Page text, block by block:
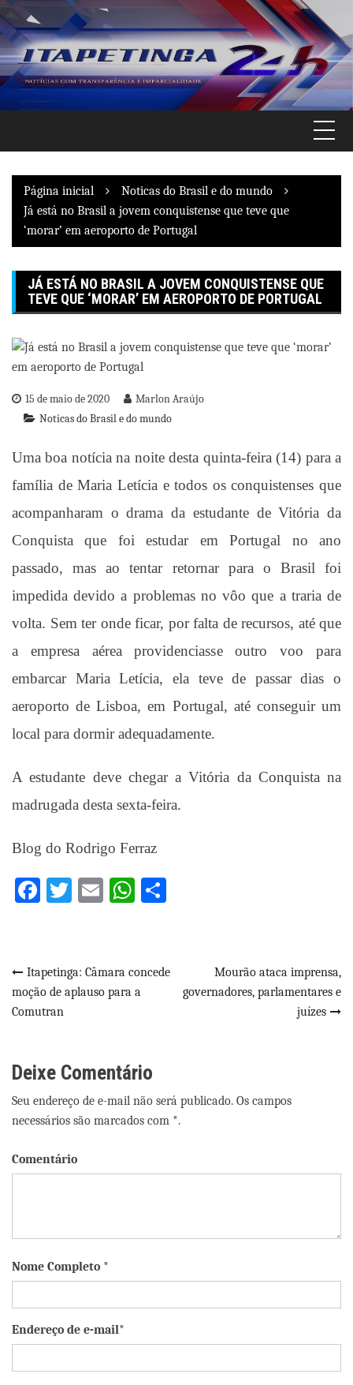
Pular
para
o
conteúdo
Página inicial
Noticas do Brasil e do mundo
Já está no Brasil a jovem conquistense que teve que
‘morar’ em aeroporto de Portugal
JÁ ESTÁ NO BRASIL A JOVEM CONQUISTENSE QUE
TEVE QUE ‘MORAR’ EM AEROPORTO DE PORTUGAL
15 de maio de 2020
Marlon Araújo
Noticas do Brasil e do mundo
Uma boa notícia na noite desta quinta-feira (14) para a
família de Maria Letícia e todos os conquistenses que
acompanharam o drama da estudante de Vitória da
Conquista que foi estudar em Portugal no ano
passado, mas ao tentar retornar para o Brasil foi
impedida devido a problemas no vôo que a traria de
volta. Sem ter onde ficar, por falta de recursos, até que
a empresa aérea providenciasse outro voo para
embarcar Maria Letícia, ela teve de passar dias o
aeroporto de Lisboa, em Portugal, até conseguir um
local para dormir adequadamente.
A estudante deve chegar a Vitória da Conquista na
madrugada desta sexta-feira.
Blog do Rodrigo Ferraz
Facebook
Twitter
EmailWhatsApp
Navegação
de
Itapetinga: Câmara concede
moção de aplauso para a
Comutran
Mourão ataca imprensa,
governadores, parlamentares e
juízes
Deixe Comentário
Seu endereço de e-mail não será publicado. Os campos
necessários são marcados com *.
Comentário
Nome Completo *
Endereço de e-mail*